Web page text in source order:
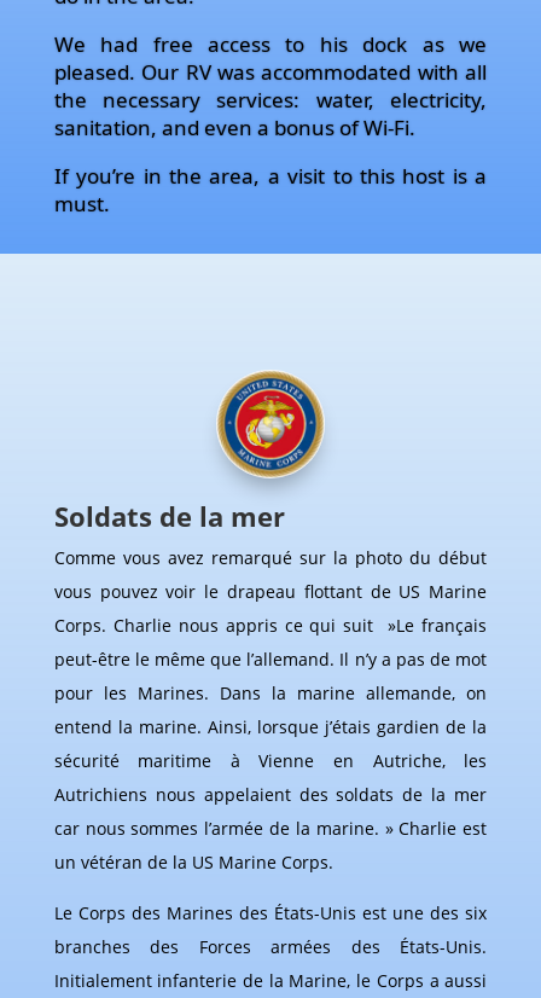
We had free access to his dock as we
pleased. Our RV was accommodated with all
the necessary services: water, electricity,
sanitation, and even a bonus of Wi-Fi.
If you’re in the area, a visit to this host is a
must.
Soldats de la mer
Comme vous avez remarqué sur la photo du début
vous pouvez voir le drapeau flottant de US Marine
Corps. Charlie nous appris ce qui suit »Le français
peut-être le même que l’allemand. Il n’y a pas de mot
pour les Marines. Dans la marine allemande, on
entend la marine. Ainsi, lorsque j’étais gardien de la
sécurité maritime à Vienne en Autriche, les
Autrichiens nous appelaient des soldats de la mer
car nous sommes l’armée de la marine. » Charlie est
un vétéran de la US Marine Corps.
Le Corps des Marines des États-Unis est une des six
branches des Forces armées des États-Unis.
Initialement infanterie de la Marine, le Corps a aussi